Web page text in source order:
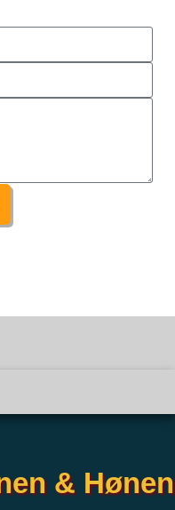
& Hønen